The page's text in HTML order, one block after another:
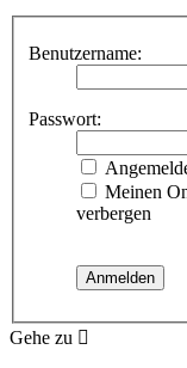
Benutzername:
Passwort:
Meinen
verbergen
Gehe zu